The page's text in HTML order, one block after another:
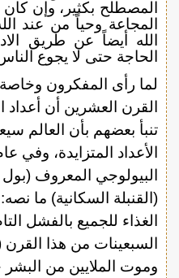
المصطلح بكثير، وإن
المجاعة وحياً من عند
الله أيضاً عن طريق
الحاجة حتى لا يجوع
لما رأى المفكرون
القرن العشرين أن أعداد
تنبأ بعضهم بأن العالم
البيولوجي المعروف (بول
(القنبلة السكانية) ما
الغذاء للجميع بالفشل
السبعينات من هذا
وموت الملايين من البشر